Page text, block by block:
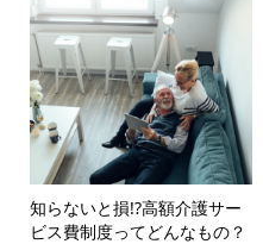
知らないと損!?高額介護サー
ビス費制度ってどんなもの？